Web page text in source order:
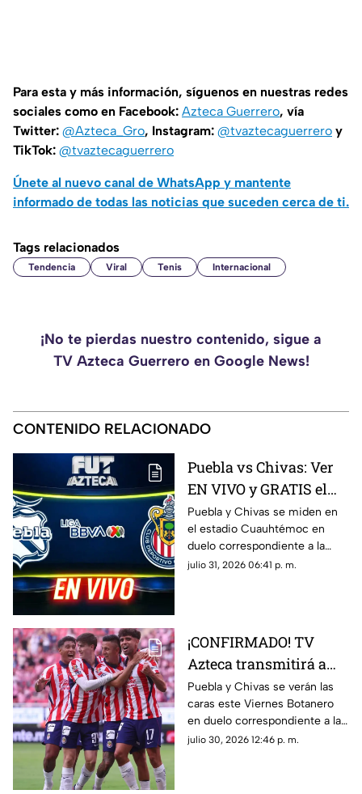
Para esta y más información, síguenos en nuestras redes
sociales como en Facebook: Azteca Guerrero, vía
Twitter: @Azteca_Gro, Instagram: @tvaztecaguerrero y
TikTok: @tvaztecaguerrero
Únete al nuevo canal de WhatsApp y mantente
informado de todas las noticias que suceden cerca de ti.
Tags relacionados
Tendencia Viral Tenis Internacional
¡No te pierdas nuestro contenido, sigue a
TV Azteca Guerrero en Google News!
CONTENIDO RELACIONADO
Puebla vs Chivas: Ver
EN VIVO y GRATIS el
encuentro de la
Jornada 3 de la Liga
MX
Puebla y Chivas se miden en
el estadio Cuauhtémoc en
duelo correspondiente a la
Jornada 3 del futbol mexicano.
julio 31, 2026 06:41 p. m.
¡CONFIRMADO! TV
Azteca transmitirá a
las Chivas en la
Jornada 3 de la Liga
MX
Puebla y Chivas se verán las
caras este Viernes Botanero
en duelo correspondiente a la
Jornada 3 de la Liga MX.
julio 30, 2026 12:46 p. m.